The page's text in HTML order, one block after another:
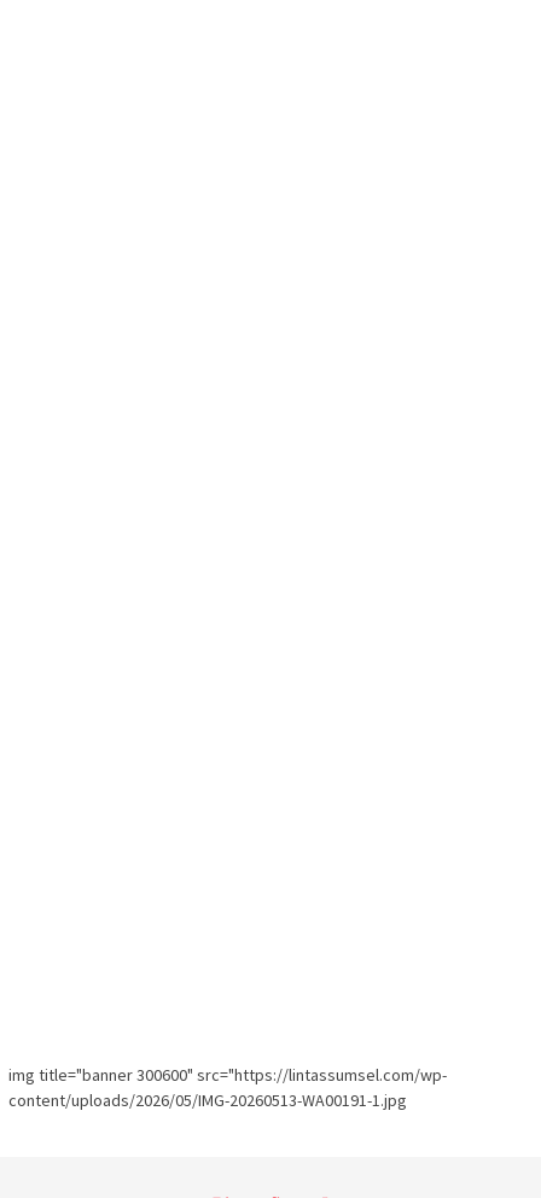
img title="banner 300600" src="https://lintassumsel.com/wp-
content/uploads/2026/05/IMG-20260513-WA00191-1.jpg